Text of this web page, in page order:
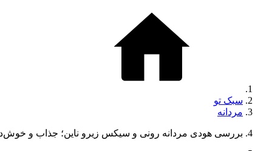
سبک تو
مردانه
بررسی هودی مردانه رونی و سیکس زیرو ناین؛ جذاب و